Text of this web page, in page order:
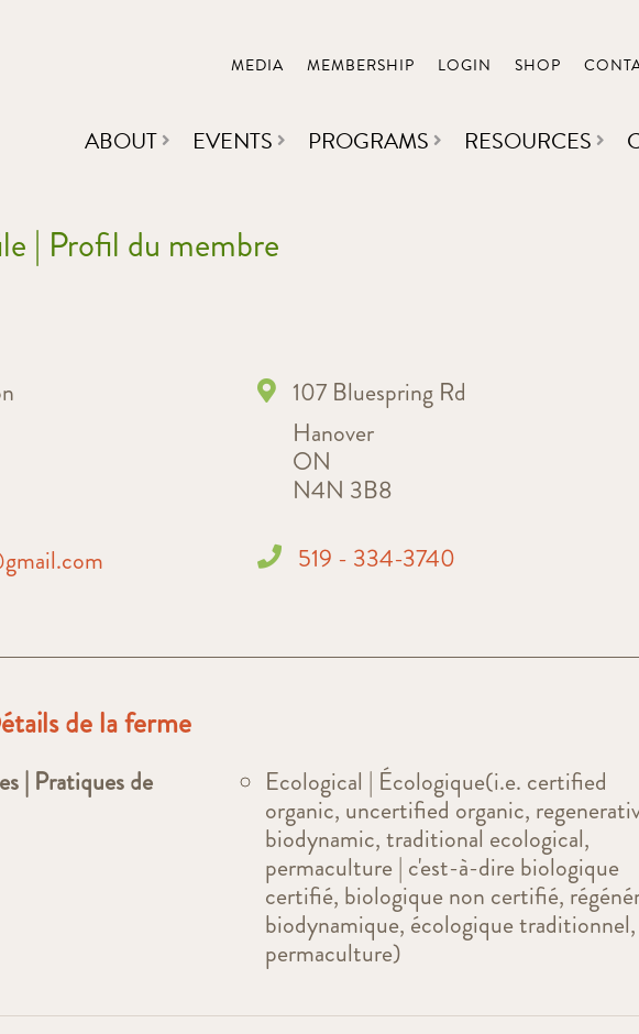
MEDIA MEMBERSHIP LOGIN SHOP
ABOUT EVENTS PROGRAMS RESOURCES
| Profil du membre
107 Bluespring Rd
Hanover
ON
N4N 3B8
519 - 334-3740
de la ferme
| Pratiques de
Ecological | Écologique(i.e. certified
organic, uncertified organic,
biodynamic, traditional ecological,
permaculture | c'est-à-dire biologique
certifié, biologique non certifié,
biodynamique, écologique traditionnel,
permaculture)